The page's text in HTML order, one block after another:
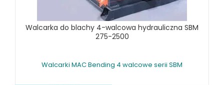
SPRZĘT SPAWALNICZY
RÓŻNE OKAZJE
Walcarka do blachy 4-walcowa hydrauliczna SBM
275-2500
Walcarki MAC Bending 4 walcowe serii SBM